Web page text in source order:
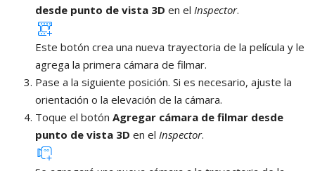
desde punto de vista 3D en el Inspector.
Este botón crea una nueva trayectoria de la película y le
agrega la primera cámara de filmar.
Pase a la siguiente posición. Si es necesario, ajuste la
orientación o la elevación de la cámara.
Toque el botón Agregar cámara de filmar desde
punto de vista 3D en el Inspector.